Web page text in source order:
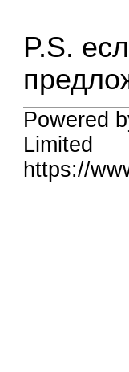
P.S.
Powered
Limited
https://